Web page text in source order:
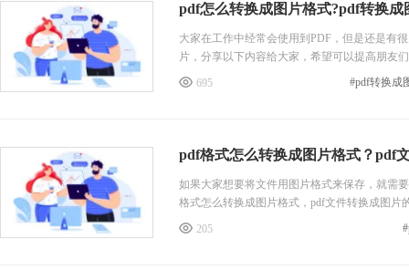
pdf怎么转换成图片格式?pdf转换成
大家在工作中经常会使用到PDF，但是还是有
片，分享以下内容给大家，希望可以提高朋友
695 #pdf转换成
pdf格式怎么转换成图片格式？pdf
如果大家想要将文件用图片格式来保存，就需
格式怎么转换成图片格式，pdf文件转换成图片
205